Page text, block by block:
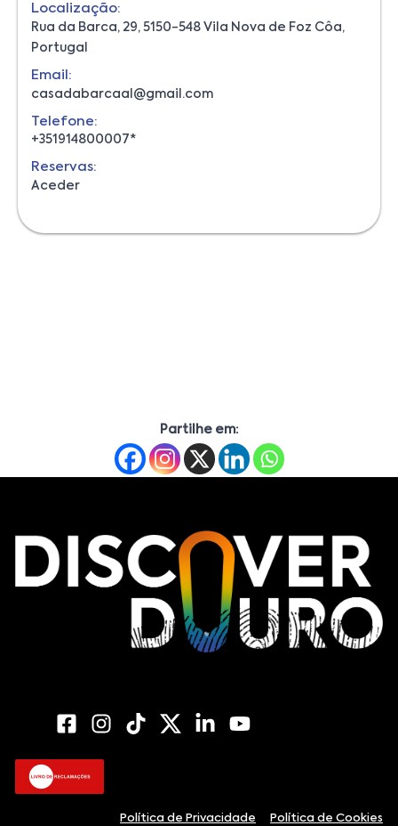
Localização:
Rua da Barca, 29, 5150-548 Vila Nova de Foz Côa,
Portugal
Email:
casadabarcaal@gmail.com
Telefone:
+351914800007*
Reservas:
Aceder
Partilhe em:
Política de Privacidade Política de Cookies